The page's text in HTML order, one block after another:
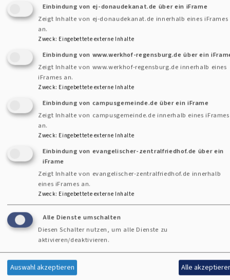
Ingrid Frank
Bürozeiten: Mo/Di und Do/Fr 9-12 und 13-16 Uhr,
Mi abwesend
Tel.: +49 (0)941 59202-19
Aufgabenbereiche:
Kasse (nur Donnerstags nach Voranmeldung)
Buchhaltung
laufende Buchungsgeschäfte
E-Mail:
Tel.: +49 (0)941 59202-13
Einbindung von ej-donaudekanat.de über ein iFrame
Zeigt Inhalte von ej-donaudekanat.de innerhalb eines iFrames
an.
Zweck: Eingebettete externe Inhalte
Einbindung von www.werkhof-regensburg.de über ein
Zeigt Inhalte von www.werkhof-regensburg.de innerhalb eines
iFrames an.
Zweck: Eingebettete externe Inhalte
Einbindung von campusgemeinde.de über ein iFrame
Zeigt Inhalte von campusgemeinde.de innerhalb eines iFrames
an.
Zweck: Eingebettete externe Inhalte
Einbindung von evangelischer-zentralfriedhof.de über ein
iFrame
Zeigt Inhalte von evangelischer-zentralfriedhof.de innerhalb
eines iFrames an.
Zweck: Eingebettete externe Inhalte
Alle Dienste umschalten
Diesen Schalter nutzen, um alle Dienste zu
aktivieren/deaktivieren.
Auswahl akzeptieren Alle